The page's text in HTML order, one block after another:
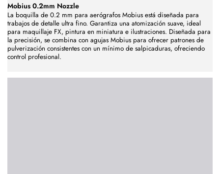
Mobius 0.2mm Nozzle
La boquilla de 0.2 mm para aerógrafos Mobius está diseñada para
trabajos de detalle ultra fino. Garantiza una atomización suave, ideal
para maquillaje FX, pintura en miniatura e ilustraciones. Diseñada para
la precisión, se combina con agujas Mobius para ofrecer patrones de
pulverización consistentes con un mínimo de salpicaduras, ofreciendo
control profesional.